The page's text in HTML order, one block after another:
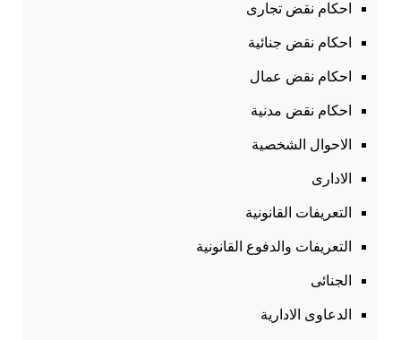
احكام نقض تجارى
احكام نقض جنائية
احكام نقض عمال
احكام نقض مدنية
الاحوال الشخصية
الادارى
التعريفات القانونية
التعريفات والدفوع القانونية
الجنائى
الدعاوى الادارية